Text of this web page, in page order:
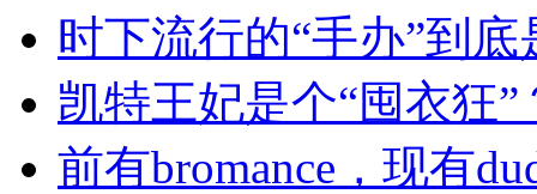
时下流行的“手办”到底
凯特王妃是个“囤衣狂”
前有bromance，现有